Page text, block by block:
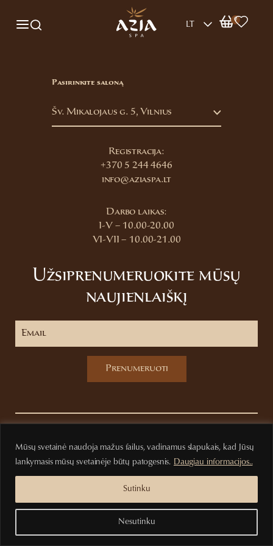
Mūsų svetainė naudoja mažus failus, vadinamus slapukais, kad Jūsų
lankymasis mūsų svetainėje būtų patogesnis. Daugiau informacijos..
Nesutinku
Sutinku
LT
0
Pasirinkite saloną
Šv. Mikalojaus g. 5, Vilnius
Registracija:
+370 5 244 4646
info@aziaspa.lt
Darbo laikas:
I-V – 10.00-20.00
VI-VII – 10.00-21.00
Užsiprenumeruokite mūsų
naujienlaiškį
Prenumeruoti